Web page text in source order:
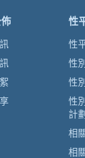
性
性
性
性
性
計劃
相
相